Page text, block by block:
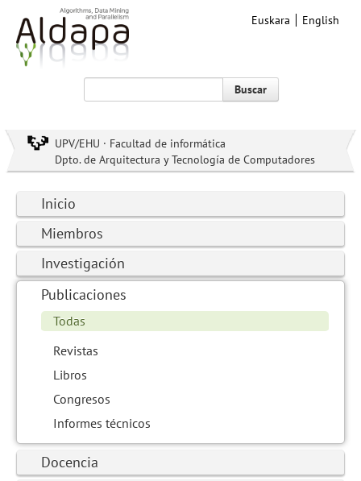
Euskara English
Buscar
UPV/EHU · Facultad de informática
Dpto. de Arquitectura y Tecnología de Computadores
Inicio
Miembros
Investigación
Publicaciones
Todas
Revistas
Libros
Congresos
Informes técnicos
Docencia